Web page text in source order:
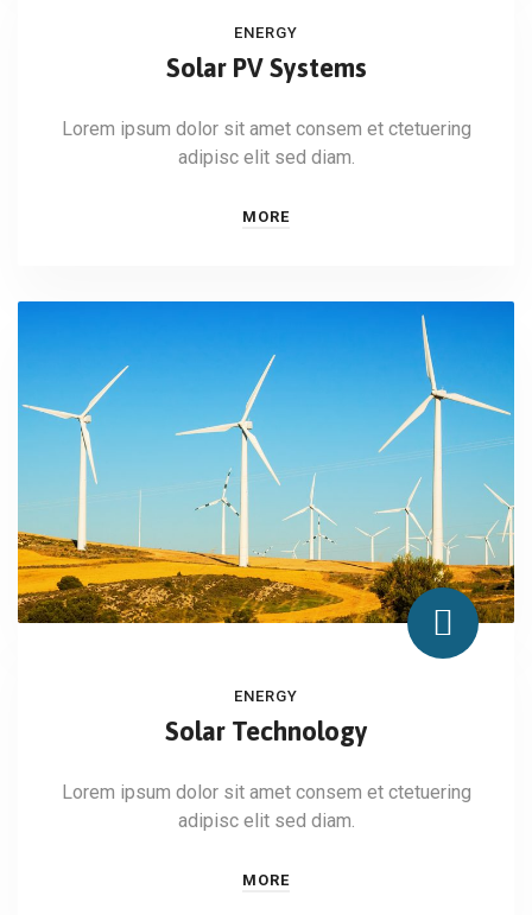
ENERGY
Solar PV Systems
Lorem ipsum dolor sit amet consem et ctetuering
adipisc elit sed diam.
MORE
ENERGY
Solar Technology
Lorem ipsum dolor sit amet consem et ctetuering
adipisc elit sed diam.
MORE